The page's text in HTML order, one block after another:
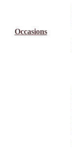
Occasions